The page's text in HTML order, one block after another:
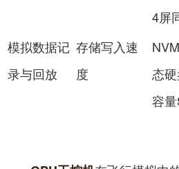
4屏
模拟数据记
录与回放
存储写入速
度
态
容